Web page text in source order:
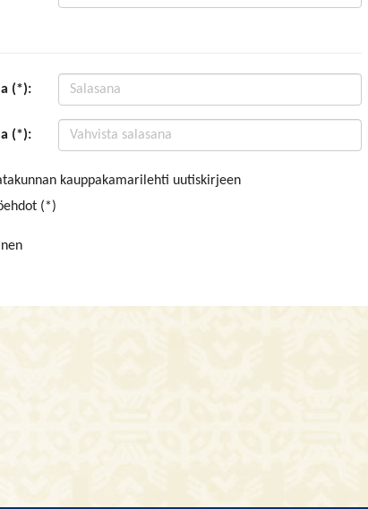
(*):
(*):
kauppakamarilehti uutiskirjeen
(*)